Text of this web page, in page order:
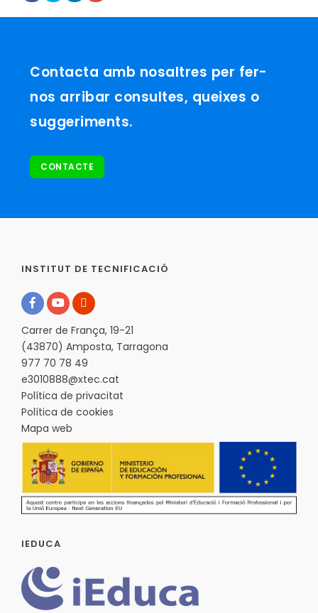
Contacta amb nosaltres per fer-
nos arribar consultes, queixes o
suggeriments.
CONTACTE
INSTITUT DE TECNIFICACIÓ
Carrer de França, 19-21
(43870) Amposta, Tarragona
977 70 78 49
e3010888@xtec.cat
Política de privacitat
Política de cookies
Mapa web
IEDUCA